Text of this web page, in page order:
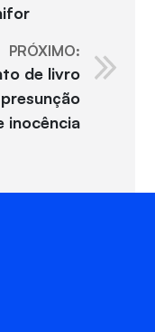
PRÓXIMO:
de livro
inocência